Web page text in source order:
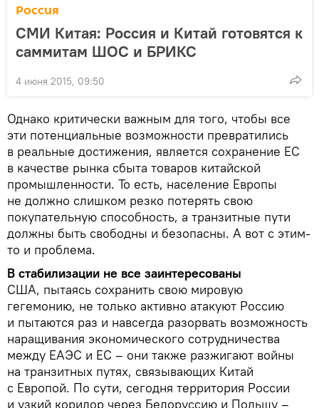
Россия
СМИ Китая: Россия и Китай готовятся к
саммитам ШОС и БРИКС
4 июня 2015, 09:50
Однако критически важным для того, чтобы все
эти потенциальные возможности превратились
в реальные достижения, является сохранение ЕС
в качестве рынка сбыта товаров китайской
промышленности. То есть, население Европы
не должно слишком резко потерять свою
покупательную способность, а транзитные пути
должны быть свободны и безопасны. А вот с этим-
то и проблема.
В стабилизации не все заинтересованы
США, пытаясь сохранить свою мировую
гегемонию, не только активно атакуют Россию
и пытаются раз и навсегда разорвать возможность
наращивания экономического сотрудничества
между ЕАЭС и ЕС – они также разжигают войны
на транзитных путях, связывающих Китай
с Европой. По сути, сегодня территория России
и узкий коридор через Белоруссию и Польшу –